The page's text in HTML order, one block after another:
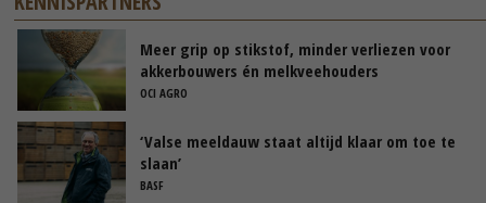
Meer grip op stikstof, minder verliezen voor
akkerbouwers én melkveehouders
OCI AGRO
‘Valse meeldauw staat altijd klaar om toe te
slaan’
BASF